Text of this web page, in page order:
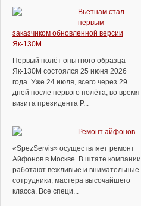
Вьетнам стал
первым
заказчиком обновленной версии
Як-130М
Первый полёт опытного образца
Як-130М состоялся 25 июня 2026
года. Уже 24 июля, всего через 29
дней после первого полёта, во время
визита президента Р...
Ремонт айфонов
«SpezServis» осуществляет ремонт
Айфонов в Москве. В штате компании
работают вежливые и внимательные
сотрудники, мастера высочайшего
класса. Все специ...